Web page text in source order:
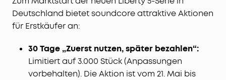
Deutschland bietet soundcore attraktive Aktionen
für Erstkäufer an:
30 Tage „Zuerst nutzen, später bezahlen“:
Limitiert auf 3.000 Stück (Anpassungen
vorbehalten). Die Aktion ist vom 21. Mai bis